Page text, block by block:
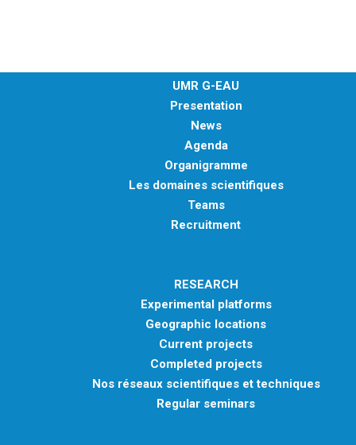
UMR G-EAU
Presentation
News
Agenda
Organigramme
Les domaines scientifiques
Teams
Recruitment
RESEARCH
Experimental platforms
Geographic locations
Current projects
Completed projects
Nos réseaux scientifiques et techniques
Regular seminars